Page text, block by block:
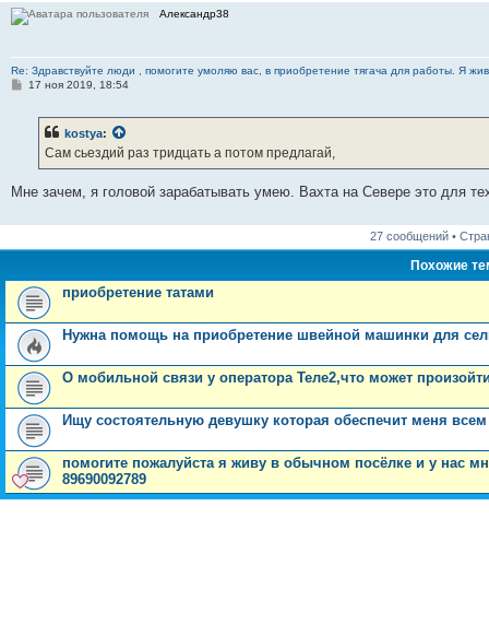
Александр38
Re: Здравствуйте люди , помогите умоляю вас, в приобретение тягача для работы. Я
С
е
17 ноя 2019, 18:54
kostya:
Сам сьездий раз тридцать а потом предлагай,
Мне зачем, я головой зарабатывать умею. Вахта на Севере это для
27 сообщений •
Похожие
приобретение татами
Нужна помощь на приобретение швейной машинки для
О мобильной связи у оператора Теле2,что может
Ищу состоятельную девушку которая обеспечит меня
помогите пожалуйста я живу в обычном посёлке и у нас
89690092789